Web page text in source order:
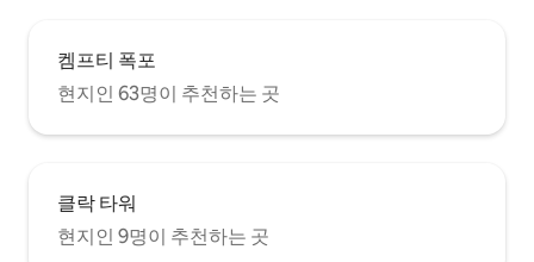
켐프티 폭포
현지인 63명이 추천하는 곳
클락 타워
현지인 9명이 추천하는 곳